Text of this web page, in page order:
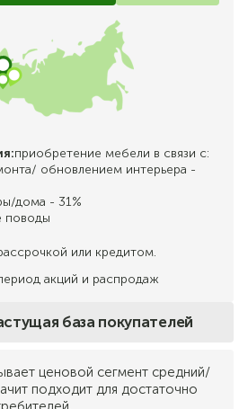
приобретение мебели в связи с:
обновлением интерьера -
дома - 31%
поводы
или кредитом.
акций и распродаж
база покупателей
ценовой сегмент средний/
подходит для достаточно